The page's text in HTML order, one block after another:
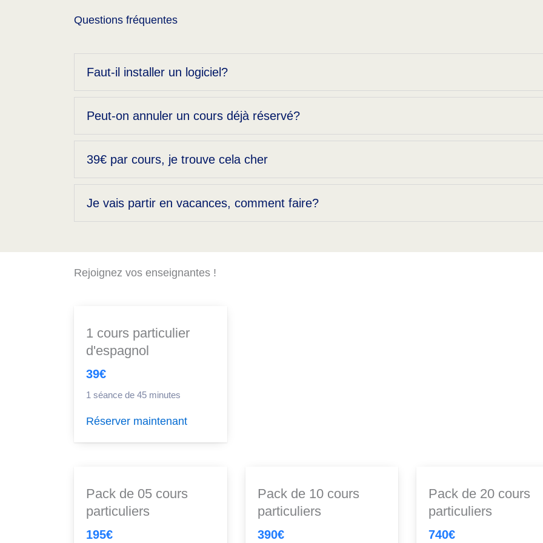
Questions fréquentes
Faut-il installer un logiciel?
Peut-on annuler un cours déjà réservé?
39€ par cours, je trouve cela cher
Je vais partir en vacances, comment faire?
Rejoignez vos enseignantes !
1 cours particulier
d'espagnol
39€
1 séance de 45 minutes
Réserver maintenant
Pack de 05 cours
particuliers
195€
Pack de 10 cours
particuliers
390€
Pack de 20 cours
particuliers
740€